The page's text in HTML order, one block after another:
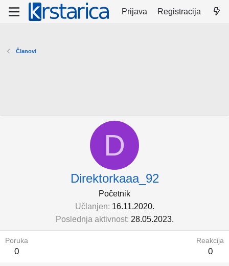
Prijava Registracija
Članovi
D
Direktorkaaa_92
Početnik
Učlanjen 16.11.2020.
Poslednja aktivnost 28.05.2023.
Poruka
0
Reakcija
0